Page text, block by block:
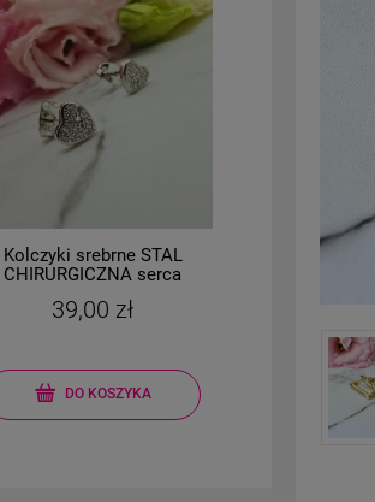
Kolczyki srebrne STAL
CHIRURGICZNA serca
39,00 zł
DO KOSZYKA